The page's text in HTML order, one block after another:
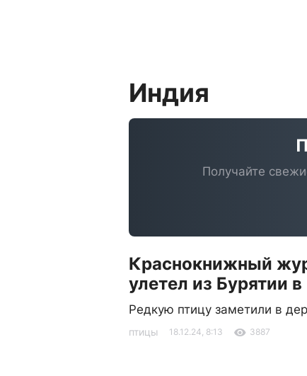
Индия
Получайте
Краснокнижный
улетел из Бурятии
Редкую птицу заметили в
птицы 18.12.24, 8:13 3887